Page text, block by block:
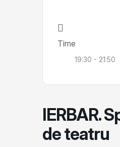
Time
19:30 - 21:50
IERBAR.
de teatru